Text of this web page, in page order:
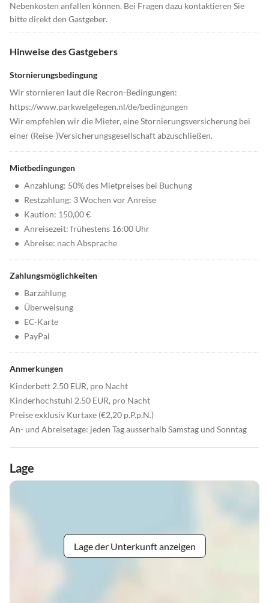
Nebenkosten anfallen können. Bei Fragen dazu kontaktieren Sie
bitte direkt den Gastgeber.
Hinweise des Gastgebers
Stornierungsbedingung
Wir stornieren laut die Recron-Bedingungen:
https://www.parkwelgelegen.nl/de/bedingungen
Wir empfehlen wir die Mieter, eine Stornierungsversicherung bei
einer (Reise-)Versicherungsgesellschaft abzuschließen.
Mietbedingungen
• Anzahlung: 50% des Mietpreises bei Buchung
• Restzahlung: 3 Wochen vor Anreise
• Kaution: 150,00 €
• Anreisezeit: frühestens 16:00 Uhr
• Abreise: nach Absprache
Zahlungsmöglichkeiten
• Barzahlung
• Überweisung
• EC-Karte
• PayPal
Anmerkungen
Kinderbett 2.50 EUR, pro Nacht
Kinderhochstuhl 2.50 EUR, pro Nacht
Preise exklusiv Kurtaxe (€2,20 p.P.p.N.)
An- und Abreisetage: jeden Tag ausserhalb Samstag und Sonntag
Lage
Lage der Unterkunft anzeigen